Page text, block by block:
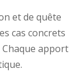
et de quête
cas concrets
apport